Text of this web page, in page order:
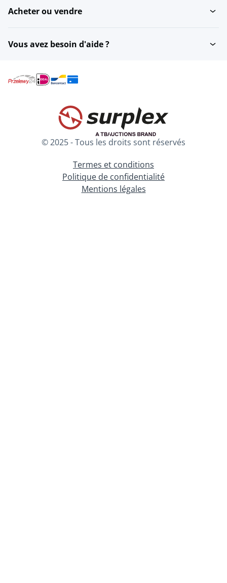
Acheter ou vendre
Vous avez besoin d'aide ?
© 2025 - Tous les droits sont réservés
Termes et conditions
Politique de confidentialité
Mentions légales